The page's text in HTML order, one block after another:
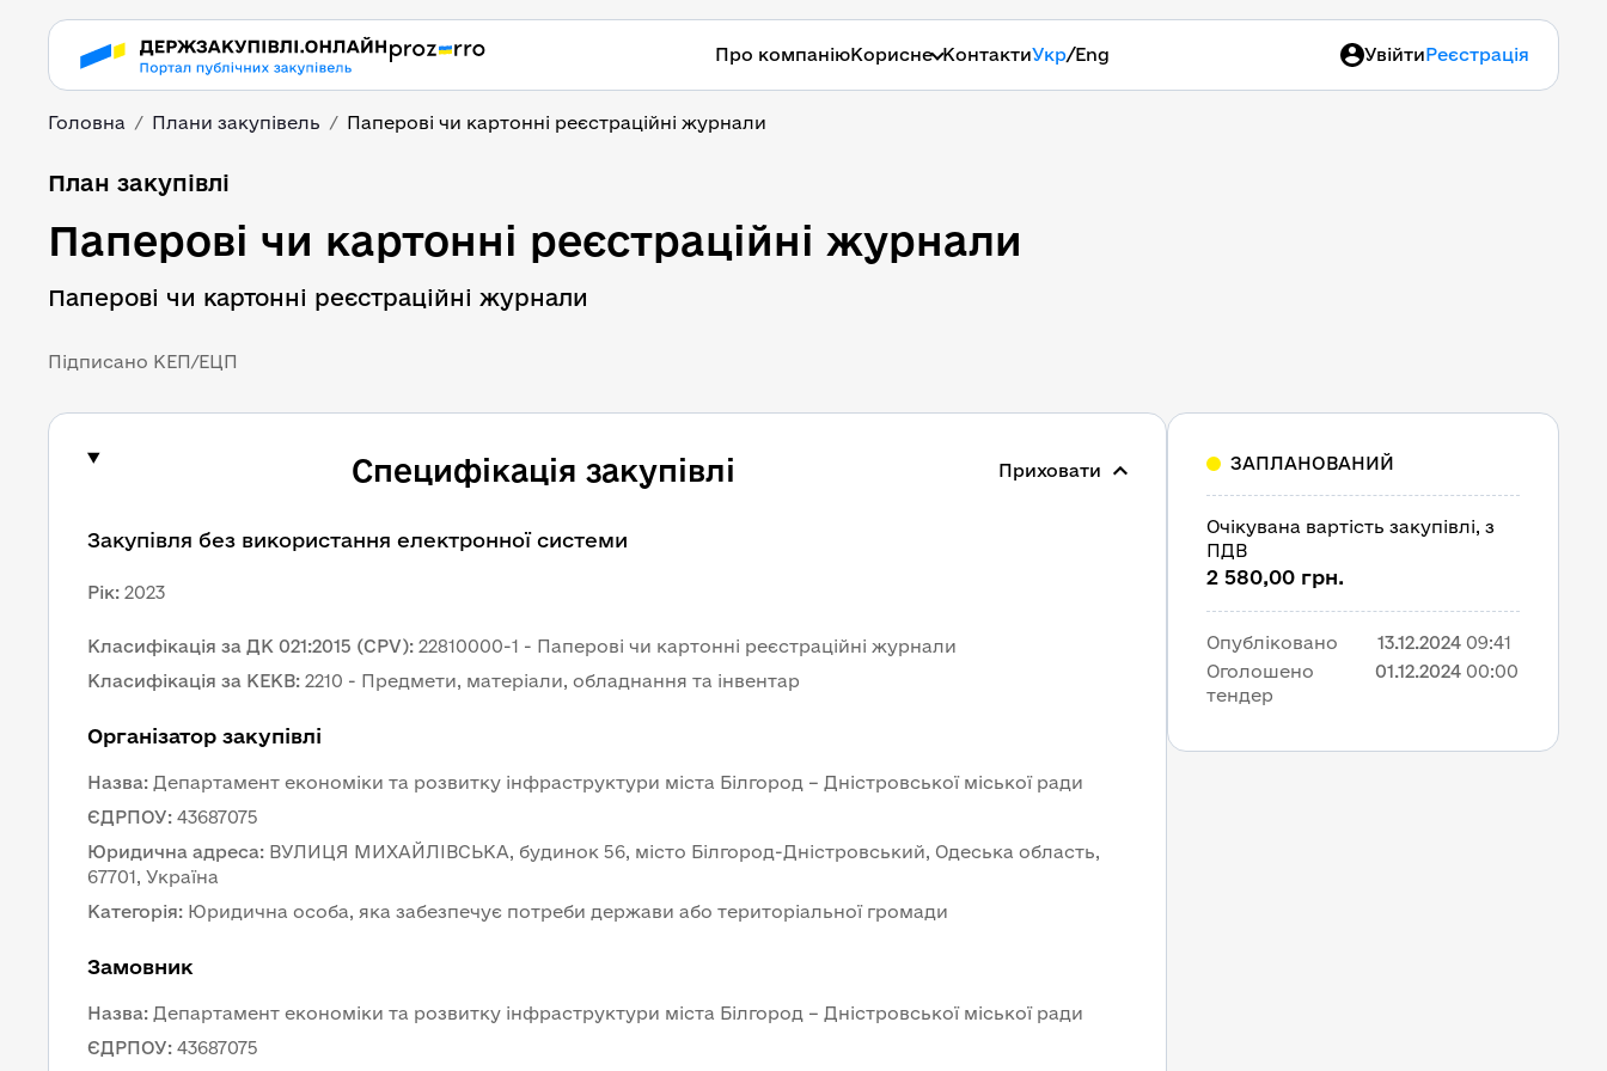
Про компаніюКорисне КонтактиУкр/Eng УвійтиРеєстрація
Головна Плани закупівель Паперові чи картонні реєстраційні журнали
План закупівлі
Паперові чи картонні реєстраційні журнали
Паперові чи картонні реєстраційні журнали
Підписано КЕП/ЕЦП
Специфікація закупівлі Приховати
Закупівля без використання електронної системи
Рік: 2023
Класифікація за ДК 021:2015 (CPV): 22810000-1 - Паперові чи картонні реєстраційні журнали
Класифікація за КЕКВ: 2210 - Предмети, матеріали, обладнання та інвентар
Організатор закупівлі
Назва: Департамент економіки та розвитку інфраструктури міста Білгород – Дністровської міської ради
ЄДРПОУ: 43687075
Юридична адреса: ВУЛИЦЯ МИХАЙЛІВСЬКА, будинок 56, місто Білгород-Дністровський, Одеська область,
67701, Україна
Категорія: Юридична особа, яка забезпечує потреби держави або територіальної громади
Замовник
Назва: Департамент економіки та розвитку інфраструктури міста Білгород – Дністровської міської ради
ЄДРПОУ: 43687075
ЗАПЛАНОВАНИЙ
Очікувана вартість закупівлі, з
ПДВ
2 580,00 грн.
Опубліковано 13.12.2024 09:41
Оголошено
тендер
01.12.2024 00:00